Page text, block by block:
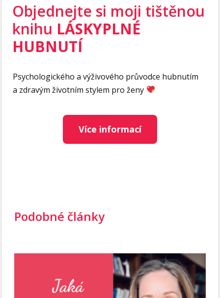
Objednejte si moji tištěnou
knihu LÁSKYPLNÉ
HUBNUTÍ
Psychologického a výživového průvodce hubnutím
a zdravým životním stylem pro ženy
Více informací
Podobné články